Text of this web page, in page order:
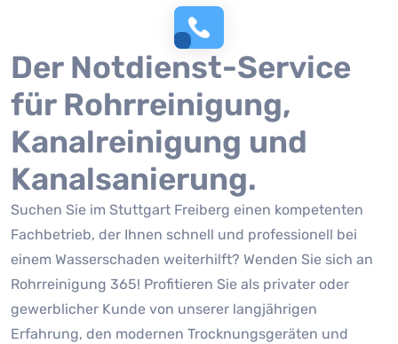
Der Notdienst-Service
für Rohrreinigung,
Kanalreinigung und
Kanalsanierung.
Suchen Sie im Stuttgart Freiberg einen kompetenten
Fachbetrieb, der Ihnen schnell und professionell bei
einem Wasserschaden weiterhilft? Wenden Sie sich an
Rohrreinigung 365! Profitieren Sie als privater oder
gewerblicher Kunde von unserer langjährigen
Erfahrung, den modernen Trocknungsgeräten und